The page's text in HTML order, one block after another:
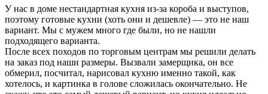
У нас в доме нестандартная кухня из-за короба и выступов,
поэтому готовые кухни (хоть они и дешевле) — это не наш
вариант. Мы с мужем много где были, но не нашли
подходящего варианта.
После всех походов по торговым центрам мы решили делать
на заказ под наши размеры. Вызвали замерщика, он все
обмерил, посчитал, нарисовал кухню именно такой, как
хотелось, и картинка в голове сложилась окончательно. Не